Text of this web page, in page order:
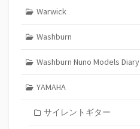
Warwick
Washburn
Washburn Nuno Models Diary
YAMAHA
サイレントギター